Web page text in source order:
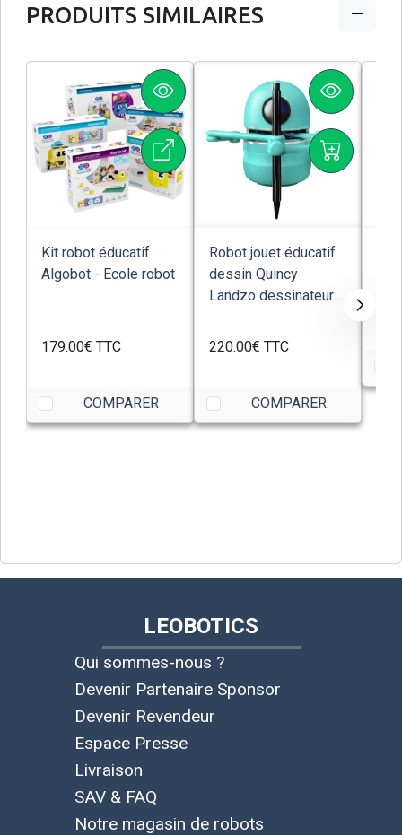
PRODUITS SIMILAIRES
Kit robot éducatif
Algobot - Ecole robot
179.00€ TTC
COMPARER
Robot jouet éducatif
dessin Quincy
Landzo dessinateur
220.00€ TTC
COMPARER
LEOBOTICS
Qui sommes-nous ?
Devenir Partenaire Sponsor
Devenir Revendeur
Espace Presse
Livraison
SAV & FAQ
Notre magasin de robots